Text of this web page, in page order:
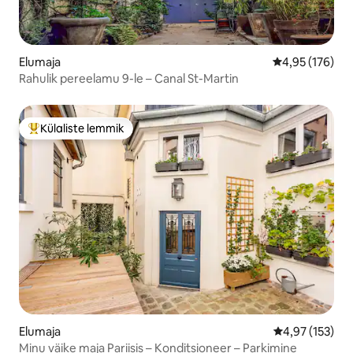
Elumaja Keskmine
4,95 (176)
Rahulik pereelamu 9-le – Canal St-Martin
Külaliste suur lemmik
Külaliste lemmik
Elumaja Keskmine
4,97 (153)
Minu väike maja Pariisis – Konditsioneer – Parkimine